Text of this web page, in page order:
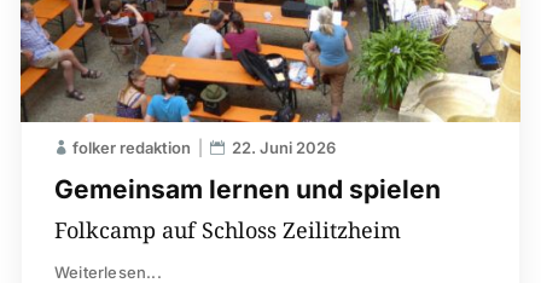
Gemeinsam lernen und spielen
folker redaktion 22. Juni 2026
Folkcamp auf Schloss Zeilitzheim
Weiterlesen...